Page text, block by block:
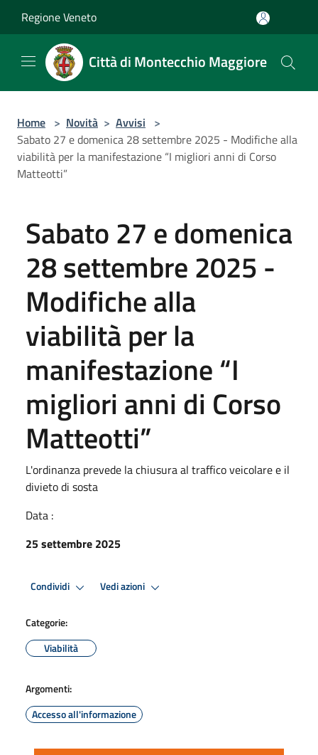
Regione Veneto
Città di Montecchio Maggiore
Home > Novità > Avvisi >
Sabato 27 e domenica 28 settembre 2025 - Modifiche alla
viabilità per la manifestazione “I migliori anni di Corso
Matteotti”
Sabato 27 e domenica
28 settembre 2025 -
Modifiche alla
viabilità per la
manifestazione “I
migliori anni di Corso
Matteotti”
L'ordinanza prevede la chiusura al traffico veicolare e il
divieto di sosta
Data :
25 settembre 2025
Condividi Vedi azioni
Categorie:
Viabilità
Argomenti:
Accesso all'informazione